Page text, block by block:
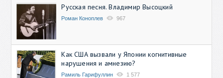
Русская песня. Владимир Высоцкий
Роман Коноплев 967
Как США вызвали у Японии когнитивные
нарушения и амнезию?
Рамиль Гарифуллин 1 577